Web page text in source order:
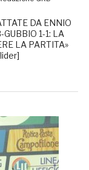
DA ENNIO
1-1: LA
LA PARTITA»